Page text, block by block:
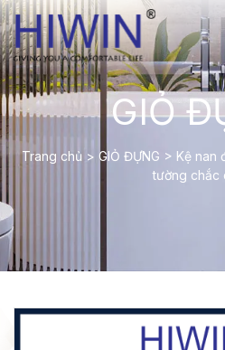
GIỎ
Trang chủ > GIỎ ĐỰNG > Kệ nan
tường chắc